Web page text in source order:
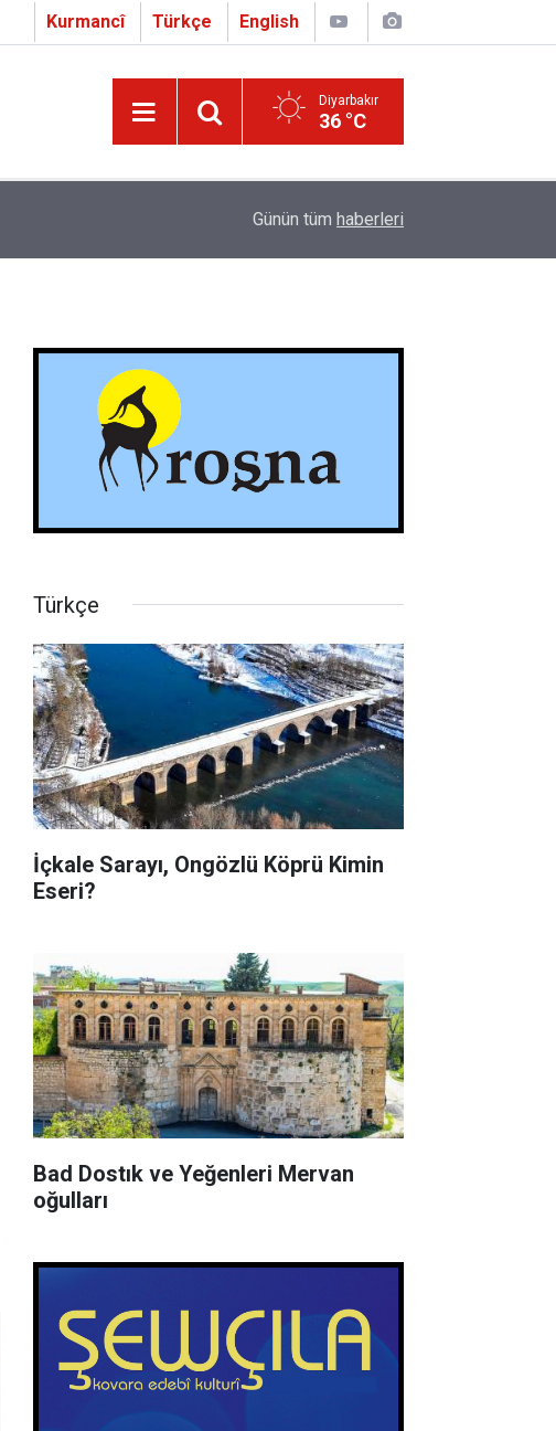
Kurmancî Türkçe English
Diyarbakır
36 °C
Çapo 3. o Hîrakerde yê Ferhengê Zazakî-Tirkî
Günün tüm haberleri
Türkçe
İçkale Sarayı, Ongözlü Köprü Kimin
Eseri?
Bad Dostık ve Yeğenleri Mervan
oğulları